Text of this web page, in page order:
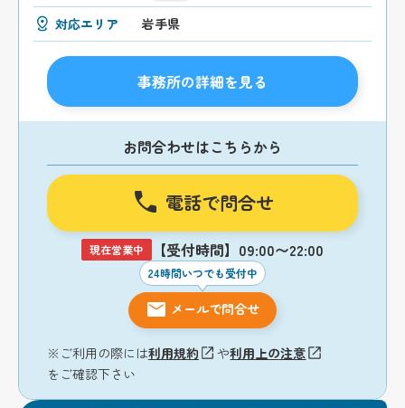
対応エリア 岩手県
事務所の詳細を見る
お問合わせはこちらから
電話で問合せ
現在営業中 【受付時間】09:00〜22:00
24時間いつでも受付中
メールで問合せ
※ご利用の際には利用規約 や利用上の注意
をご確認下さい